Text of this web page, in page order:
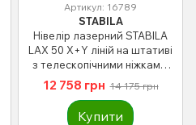
Артикул: 16789
STABILA
Нівелір лазерний STABILA
LAX 50 X+Y ліній на штативі
з телескопічними ніжками;
12 758 грн 14 175 грн
Купити